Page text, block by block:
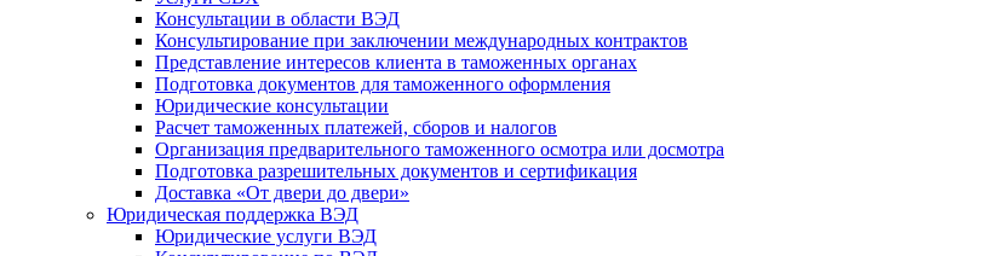
Консультации в области ВЭД
Консультирование при заключении международных контрактов
Представление интересов клиента в таможенных органах
Подготовка документов для таможенного оформления
Юридические консультации
Расчет таможенных платежей, сборов и налогов
Организация предварительного таможенного осмотра или досмотра
Подготовка разрешительных документов и сертификация
Доставка «От двери до двери»
Юридическая поддержка ВЭД
Юридические услуги ВЭД